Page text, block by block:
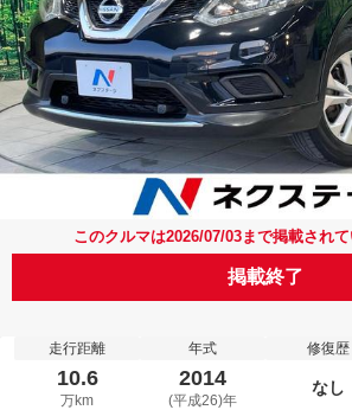
このクルマは2026/07/03まで掲載されて
掲載終了
走行距離
10.6
万km
年式
2014
(平成26)年
修復歴
なし